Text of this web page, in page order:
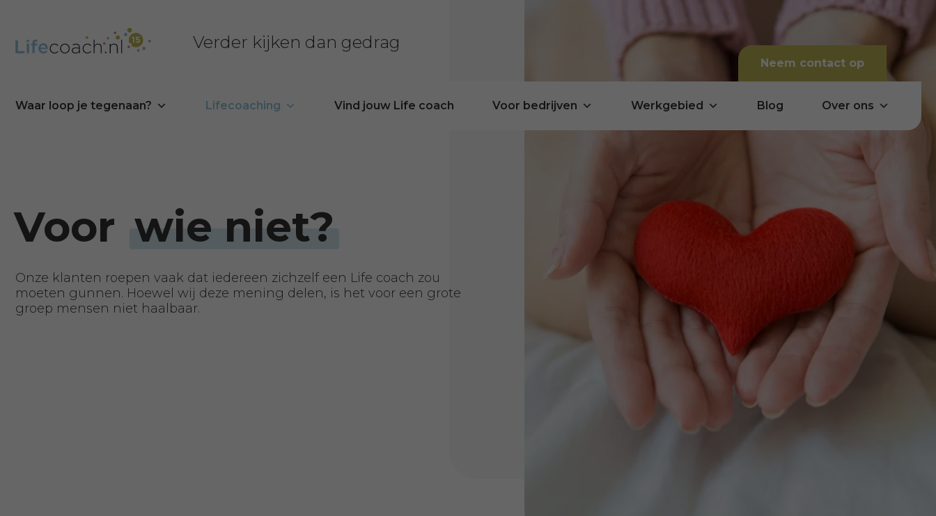
Verder kijken dan gedrag
Neem contact op
Waar loop je tegenaan? Lifecoaching Vind jouw Life coach Voor bedrijven Werkgebied Blog Over ons
Voor wie niet?
Onze klanten roepen vaak dat iedereen zichzelf een Life coach zou
moeten gunnen. Hoewel wij deze mening delen, is het voor een grote
groep mensen niet haalbaar.